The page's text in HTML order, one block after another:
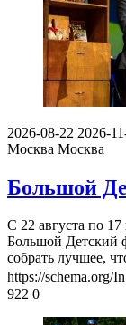
2026-08-22 2026-
Москва Москва
Большой
С 22 августа по
Большой Детский
собрать лучшее,
https://schema.org/
922 0